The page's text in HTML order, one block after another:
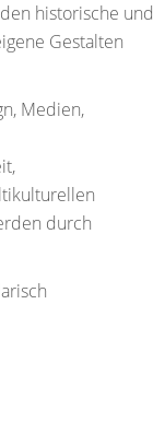
historische und
Gestalten
Medien,
durch